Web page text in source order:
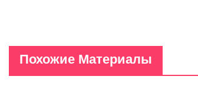
Похожие Материалы